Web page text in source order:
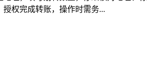
授权完成转账，操作时需务...